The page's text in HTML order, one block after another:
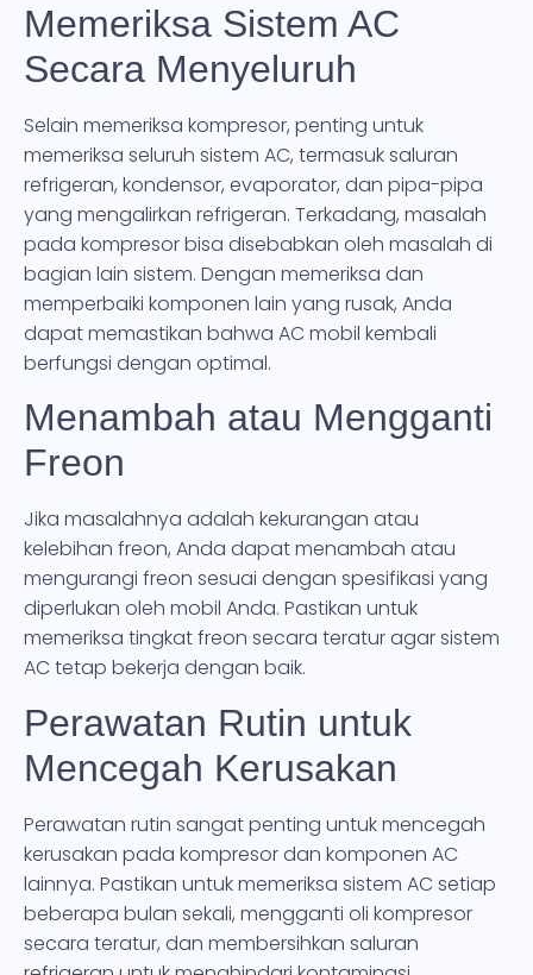
Memeriksa Sistem AC
Secara Menyeluruh
Selain memeriksa kompresor, penting untuk
memeriksa seluruh sistem AC, termasuk saluran
refrigeran, kondensor, evaporator, dan pipa-pipa
yang mengalirkan refrigeran. Terkadang, masalah
pada kompresor bisa disebabkan oleh masalah di
bagian lain sistem. Dengan memeriksa dan
memperbaiki komponen lain yang rusak, Anda
dapat memastikan bahwa AC mobil kembali
berfungsi dengan optimal.
Menambah atau Mengganti
Freon
Jika masalahnya adalah kekurangan atau
kelebihan freon, Anda dapat menambah atau
mengurangi freon sesuai dengan spesifikasi yang
diperlukan oleh mobil Anda. Pastikan untuk
memeriksa tingkat freon secara teratur agar sistem
AC tetap bekerja dengan baik.
Perawatan Rutin untuk
Mencegah Kerusakan
Perawatan rutin sangat penting untuk mencegah
kerusakan pada kompresor dan komponen AC
lainnya. Pastikan untuk memeriksa sistem AC setiap
beberapa bulan sekali, mengganti oli kompresor
secara teratur, dan membersihkan saluran